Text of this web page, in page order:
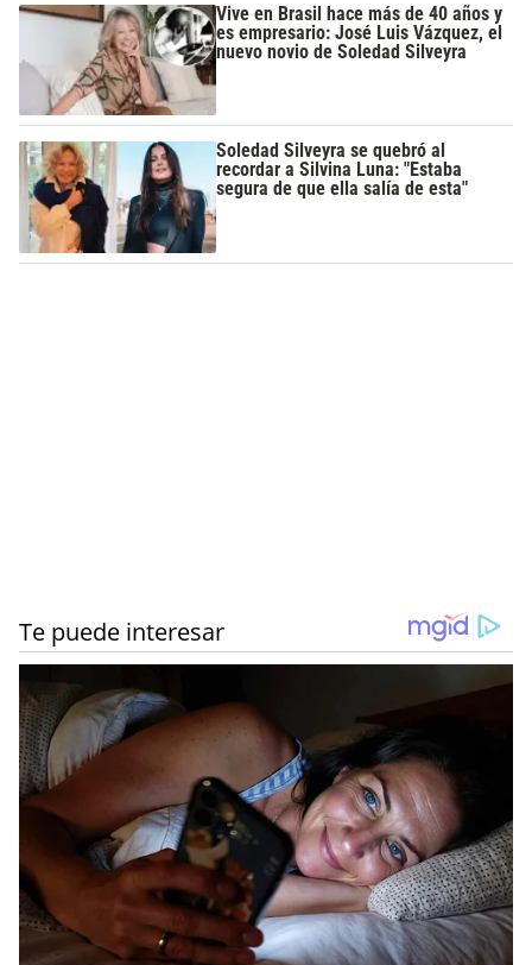
Vive en Brasil hace más de 40 años y
es empresario: José Luis Vázquez, el
nuevo novio de Soledad Silveyra
Soledad Silveyra se quebró al
recordar a Silvina Luna: "Estaba
segura de que ella salía de esta"